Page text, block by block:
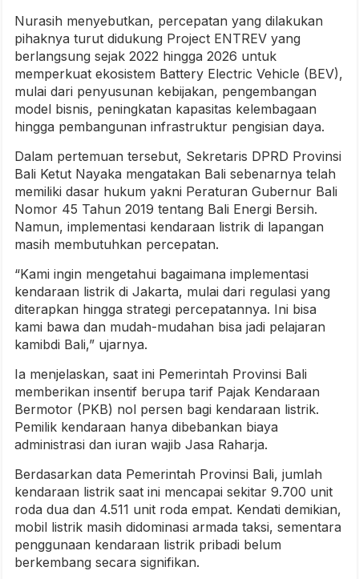
Nurasih menyebutkan, percepatan yang dilakukan
pihaknya turut didukung Project ENTREV yang
berlangsung sejak 2022 hingga 2026 untuk
memperkuat ekosistem Battery Electric Vehicle (BEV),
mulai dari penyusunan kebijakan, pengembangan
model bisnis, peningkatan kapasitas kelembagaan
hingga pembangunan infrastruktur pengisian daya.
Dalam pertemuan tersebut, Sekretaris DPRD Provinsi
Bali Ketut Nayaka mengatakan Bali sebenarnya telah
memiliki dasar hukum yakni Peraturan Gubernur Bali
Nomor 45 Tahun 2019 tentang Bali Energi Bersih.
Namun, implementasi kendaraan listrik di lapangan
masih membutuhkan percepatan.
“Kami ingin mengetahui bagaimana implementasi
kendaraan listrik di Jakarta, mulai dari regulasi yang
diterapkan hingga strategi percepatannya. Ini bisa
kami bawa dan mudah-mudahan bisa jadi pelajaran
kamibdi Bali,” ujarnya.
Ia menjelaskan, saat ini Pemerintah Provinsi Bali
memberikan insentif berupa tarif Pajak Kendaraan
Bermotor (PKB) nol persen bagi kendaraan listrik.
Pemilik kendaraan hanya dibebankan biaya
administrasi dan iuran wajib Jasa Raharja.
Berdasarkan data Pemerintah Provinsi Bali, jumlah
kendaraan listrik saat ini mencapai sekitar 9.700 unit
roda dua dan 4.511 unit roda empat. Kendati demikian,
mobil listrik masih didominasi armada taksi, sementara
penggunaan kendaraan listrik pribadi belum
berkembang secara signifikan.